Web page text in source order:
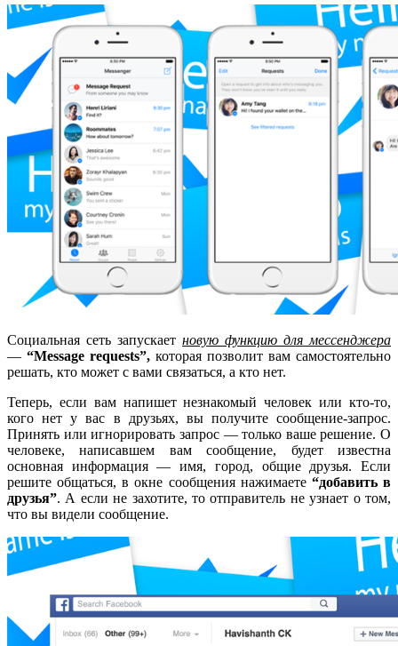
Социальная сеть запускает новую функцию для мессенджера
— “Message requests”, которая позволит вам самостоятельно
решать, кто может с вами связаться, а кто нет.
Теперь, если вам напишет незнакомый человек или кто-то,
кого нет у вас в друзьях, вы получите сообщение-запрос.
Принять или игнорировать запрос — только ваше решение. О
человеке, написавшем вам сообщение, будет известна
основная информация — имя, город, общие друзья. Если
решите общаться, в окне сообщения нажимаете “добавить в
друзья”. А если не захотите, то отправитель не узнает о том,
что вы видели сообщение.